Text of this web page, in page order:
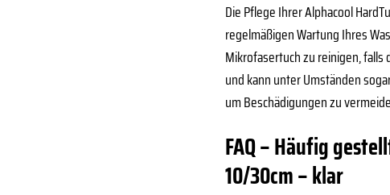
Die Pflege Ihrer Alphacool
regelmäßigen Wartung Ihres
Mikrofasertuch zu reinigen,
und kann unter Umständen
um Beschädigungen zu
FAQ – Häufig
10/30cm – klar